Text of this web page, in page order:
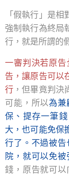
「假執行」是
強制執行為終局
行，就是所謂的
一審判決若原
告，讓原告可以
行 ，但畢竟判
可能，所以為兼
保、提存一筆
大，也可能免保
行了。不過被
院，就可以免
錢，原告就可